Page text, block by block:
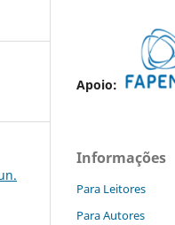
Apoio:
Informações
Para Leitores
Para Autores